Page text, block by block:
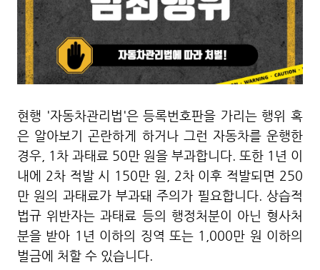
현행 '자동차관리법'은 등록번호판을 가리는 행위 혹
은 알아보기 곤란하게 하거나 그런 자동차를 운행한
경우, 1차 과태료 50만 원을 부과합니다. 또한 1년 이
내에 2차 적발 시 150만 원, 2차 이후 적발되면 250
만 원의 과태료가 부과돼 주의가 필요합니다. 상습적
법규 위반자는 과태료 등의 행정처분이 아닌 형사처
분을 받아 1년 이하의 징역 또는 1,000만 원 이하의
벌금에 처할 수 있습니다.